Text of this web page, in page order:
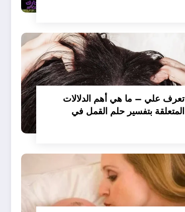
تعرف علي – ما هي أهم الدلالات
المتعلقة بتفسير حلم القمل في